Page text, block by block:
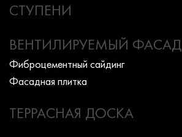
СТУПЕНИ
ВЕНТИЛИРУЕМЫЙ ФАСАД
Фиброцементный сайдинг
Фасадная плитка
ТЕРРАСНАЯ ДОСКА